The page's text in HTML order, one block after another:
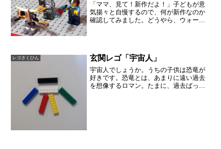
「ママ、見て！新作だよ！」子どもが意
気揚々と自慢するので、何が新作なのか
確認してみました。どうやら、ウォーマ
だけでも、子どもはうれし...
レゴさくひん 玄関レゴ「宇宙人」
宇宙人でしょうか。うちの子供は恐竜が
好きです。恐竜とは、あまりに遠い過去
を想像するロマン。たまに、過去ばっか